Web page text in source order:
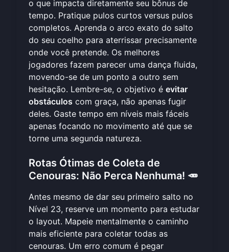
o que impacta diretamente seu bônus de
tempo. Pratique pulos curtos versus pulos
completos. Aprenda o arco exato do salto
do seu coelho para aterrissar precisamente
onde você pretende. Os melhores
jogadores fazem parecer uma dança fluida,
movendo-se de um ponto a outro sem
hesitação. Lembre-se, o objetivo é evitar
obstáculos com graça, não apenas fugir
deles. Gaste tempo em níveis mais fáceis
apenas focando no movimento até que se
torne uma segunda natureza.
Rotas Ótimas de Coleta de
Cenouras: Não Perca Nenhuma! 🥕
Antes mesmo de dar seu primeiro salto no
Nível 23, reserve um momento para estudar
o layout. Mapeie mentalmente o caminho
mais eficiente para coletar todas as
cenouras. Um erro comum é pegar